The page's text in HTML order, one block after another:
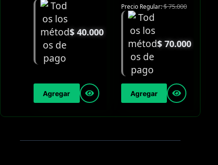
$40.000
Agregar
Precio Regular:$75.000
$70.000
Agregar